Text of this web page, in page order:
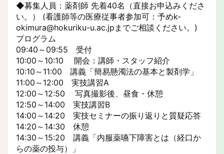
◆募集人員：薬剤師 先着40名（直接お申込みくださ
い。） (看護師等の医療従事者参加可：予めk-
okimura@hokuriku-u.ac.jpまでご相談ください。)
プログラム
09:40～09:55 受付
10:00～10:10 開会：講師・スタッフ紹介
10:10～11:00 講義「簡易懸濁法の基本と製剤学」
11:00～12:00 実技講習A
12:00～12:50 写真撮影後、昼食・休憩
12:50～14:00 実技講習B
14:00～14:20 実技セミナーの振り返りと質疑応答
14:20～14:30 休憩
14:30～15:20 講義「内服薬嚥下障害とは（経口か
らの薬の投与）」